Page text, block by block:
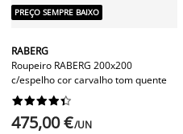
PREÇO SEMPRE BAIXO
RABERG
Roupeiro RABERG 200x200
c/espelho cor carvalho tom quente






475,00 €/UN